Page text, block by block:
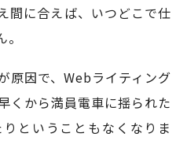
間に合えば、いつどこで仕
原因で、Webライティング
くから満員電車に揺られた
ということもなくなりま